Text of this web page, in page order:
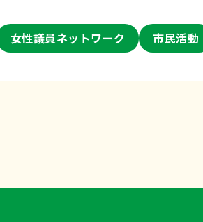
女性議員ネットワーク 市民活動